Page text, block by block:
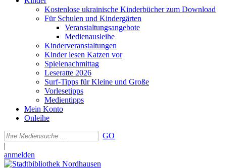
Kostenlose ukrainische Kinderbücher zum Download
Für Schulen und Kindergärten
Veranstaltungsangebote
Medienausleihe
Kinderveranstaltungen
Kinder lesen Katzen vor
Spielenachmittag
Leseratte 2026
Surf-Tipps für Kleine und Große
Vorlesetipps
Medientipps
Mein Konto
Onleihe
GO
|
anmelden